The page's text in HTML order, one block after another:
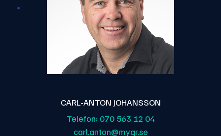
CARL-ANTON JOHANSSON
Telefon: 070 563 12 04
carl.anton@myqr.se